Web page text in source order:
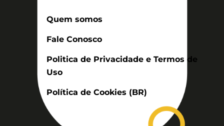
Quem somos
Fale Conosco
Politica de Privacidade e Termos de
Uso
Política de Cookies (BR)